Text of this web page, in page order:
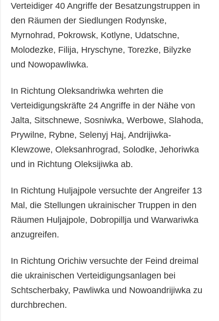
Verteidiger 40 Angriffe der Besatzungstruppen in
den Räumen der Siedlungen Rodynske,
Myrnohrad, Pokrowsk, Kotlyne, Udatschne,
Molodezke, Filija, Hryschyne, Torezke, Bilyzke
und Nowopawliwka.
In Richtung Oleksandriwka wehrten die
Verteidigungskräfte 24 Angriffe in der Nähe von
Jalta, Sitschnewe, Sosniwka, Werbowe, Slahoda,
Prywilne, Rybne, Selenyj Haj, Andrijiwka-
Klewzowe, Oleksanhrograd, Solodke, Jehoriwka
und in Richtung Oleksijiwka ab.
In Richtung Huljajpole versuchte der Angreifer 13
Mal, die Stellungen ukrainischer Truppen in den
Räumen Huljajpole, Dobropillja und Warwariwka
anzugreifen.
In Richtung Orichiw versuchte der Feind dreimal
die ukrainischen Verteidigungsanlagen bei
Schtscherbaky, Pawliwka und Nowoandrijiwka zu
durchbrechen.